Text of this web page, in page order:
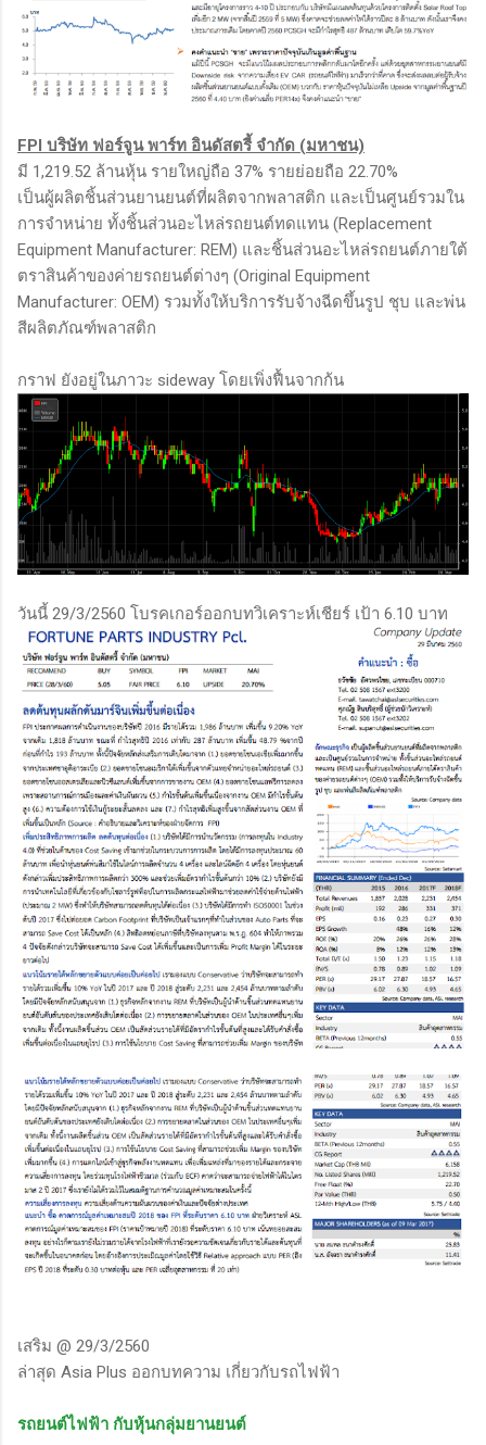
FPI บริษัท ฟอร์จูน พาร์ท อินดัสตรี้ จำกัด (มหาชน)
มี 1,219.52 ล้านหุ้น รายใหญ่ถือ 37% รายย่อยถือ 22.70%
เป็นผู้ผลิตชิ้นส่วนยานยนต์ที่ผลิตจากพลาสติก และเป็นศูนย์รวมใน
การจำหน่าย ทั้งชิ้นส่วนอะไหล่รถยนต์ทดแทน (Replacement
Equipment Manufacturer: REM) และชิ้นส่วนอะไหล่รถยนต์ภายใต้
ตราสินค้าของค่ายรถยนต์ต่างๆ (Original Equipment
Manufacturer: OEM) รวมทั้งให้บริการรับจ้างฉีดขึ้นรูป ชุบ และพ่น
สีผลิตภัณฑ์พลาสติก
กราฟ ยังอยู่ในภาวะ sideway โดยเพิ่งฟื้นจากก้น
วันนี้ 29/3/2560 โบรคเกอร์ออกบทวิเคราะห์เชียร์ เป้า 6.10 บาท
เสริม @ 29/3/2560
ล่าสุด Asia Plus ออกบทความ เกี่ยวกับรถไฟฟ้า
รถยนต์ไฟฟ้า กับหุ้นกลุ่มยานยนต์